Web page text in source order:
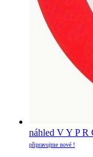
náhled V Y P R
připravujme nové !